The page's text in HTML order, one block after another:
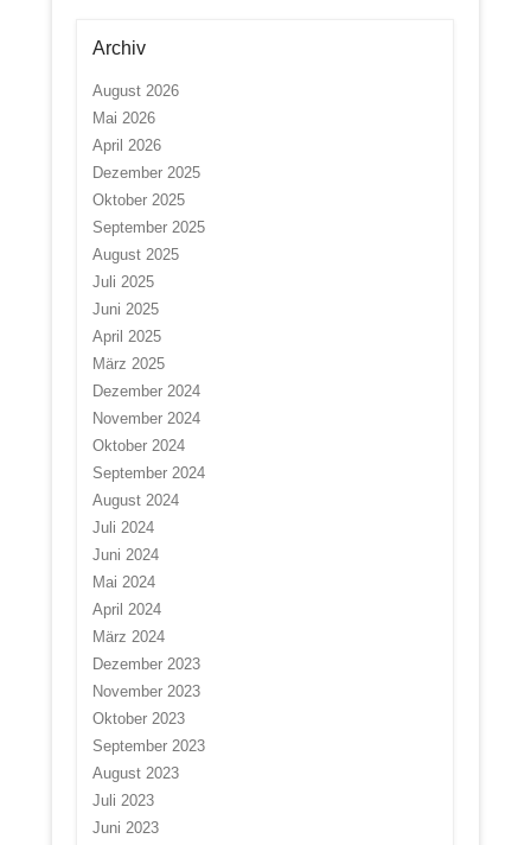
Archiv
August 2026
Mai 2026
April 2026
Dezember 2025
Oktober 2025
September 2025
August 2025
Juli 2025
Juni 2025
April 2025
März 2025
Dezember 2024
November 2024
Oktober 2024
September 2024
August 2024
Juli 2024
Juni 2024
Mai 2024
April 2024
März 2024
Dezember 2023
November 2023
Oktober 2023
September 2023
August 2023
Juli 2023
Juni 2023